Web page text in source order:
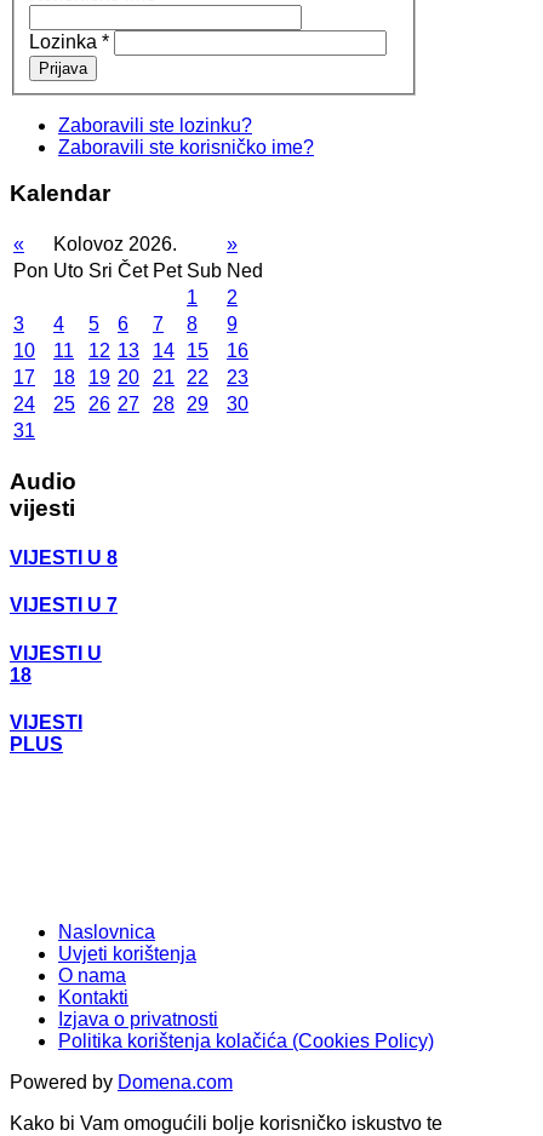
Lozinka *
Prijava
Zaboravili ste lozinku?
Zaboravili ste korisničko ime?
Kalendar
« Kolovoz 2026.
»
Pon Uto Sri Čet Pet Sub Ned
1
2
3
4 5 6 7 8
9
10
11 12 13 14 15
16
17
18 19 20 21 22
23
24
25 26 27 28 29
30
31
Audio
vijesti
VIJESTI U 8
VIJESTI U 7
VIJESTI U
18
VIJESTI
PLUS
Naslovnica
Uvjeti korištenja
O nama
Kontakti
Izjava o privatnosti
Politika korištenja kolačića (Cookies Policy)
Powered by Domena.com
Kako bi Vam omogućili bolje korisničko iskustvo te